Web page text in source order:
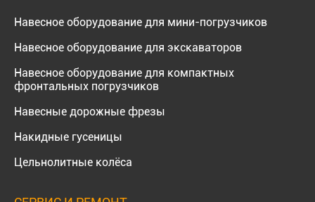
Навесное оборудование для мини-погрузчиков
Навесное оборудование для экскаваторов
Навесное оборудование для компактных
фронтальных погрузчиков
Навесные дорожные фрезы
Накидные гусеницы
Цельнолитные колёса